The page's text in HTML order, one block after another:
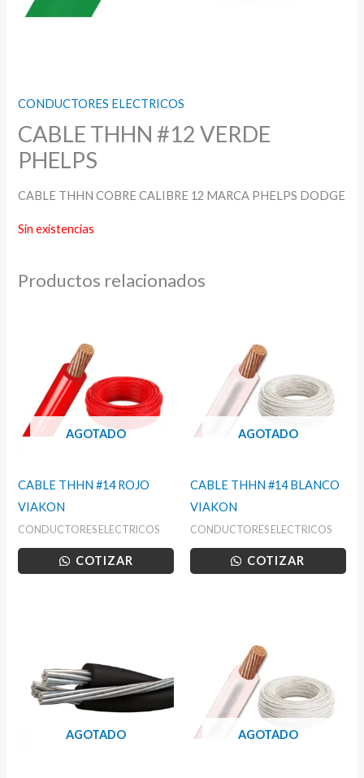
CONDUCTORES ELECTRICOS
CABLE THHN #12 VERDE
PHELPS
CABLE THHN COBRE CALIBRE 12 MARCA PHELPS DODGE
Sin existencias
Productos relacionados
AGOTADO
CABLE THHN #14 ROJO
VIAKON
CONDUCTORES ELECTRICOS
COTIZAR
AGOTADO
CABLE THHN #14 BLANCO
VIAKON
CONDUCTORES ELECTRICOS
COTIZAR
AGOTADO AGOTADO